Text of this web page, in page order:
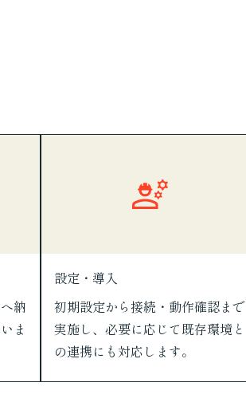
納
ま
設定・導入
初期設定から接続・動作確認まで
実施し、必要に応じて既存環境と
の連携にも対応します。